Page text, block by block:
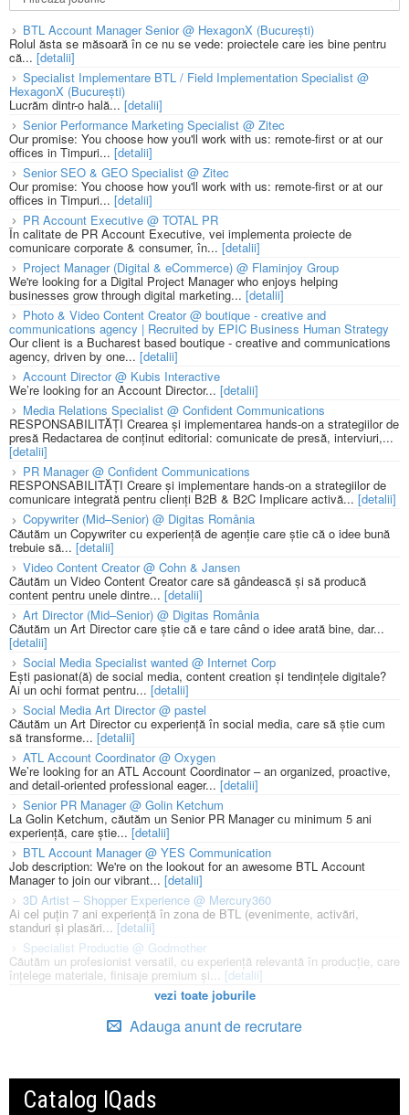
BTL Account Manager Senior @ HexagonX (București)
Rolul ăsta se măsoară în ce nu se vede: proiectele care ies bine pentru
că... [detalii]
Specialist Implementare BTL / Field Implementation Specialist @
HexagonX (București)
Lucrăm dintr-o hală...[detalii]
Senior Performance Marketing Specialist @ Zitec
Our promise: You choose how you'll work with us: remote-first or at our
offices in Timpuri... [detalii]
Senior SEO & GEO Specialist @ Zitec
Our promise: You choose how you'll work with us: remote-first or at our
offices in Timpuri... [detalii]
PR Account Executive @ TOTAL PR
În calitate de PR Account Executive, vei implementa proiecte de
comunicare corporate & consumer, în... [detalii]
Project Manager (Digital & eCommerce) @ Flaminjoy Group
We're looking for a Digital Project Manager who enjoys helping
businesses grow through digital marketing... [detalii]
Photo & Video Content Creator @ boutique - creative and
communications agency | Recruited by EPIC Business Human Strategy
Our client is a Bucharest based boutique - creative and communications
agency, driven by one... [detalii]
Account Director @ Kubis Interactive
We’re looking for an Account Director... [detalii]
Media Relations Specialist @ Confident Communications
RESPONSABILITĂȚI Crearea și implementarea hands-on a strategiilor de
presă Redactarea de conținut editorial: comunicate de presă, interviuri,...
[detalii]
PR Manager @ Confident Communications
RESPONSABILITĂȚI Creare și implementare hands-on a strategiilor de
comunicare integrată pentru clienți B2B & B2C Implicare activă... [detalii]
Copywriter (Mid–Senior) @ Digitas România
Căutăm un Copywriter cu experiență de agenție care știe că o idee bună
trebuie să... [detalii]
Video Content Creator @ Cohn & Jansen
Căutăm un Video Content Creator care să gândească și să producă
content pentru unele dintre... [detalii]
Art Director (Mid–Senior) @ Digitas România
Căutăm un Art Director care știe că e tare când o idee arată bine, dar...
[detalii]
Social Media Specialist wanted @ Internet Corp
Ești pasionat(ă) de social media, content creation și tendințele digitale?
Ai un ochi format pentru... [detalii]
Social Media Art Director @ pastel
Căutăm un Art Director cu experiență în social media, care să știe cum
să transforme... [detalii]
ATL Account Coordinator @ Oxygen
We’re looking for an ATL Account Coordinator – an organized, proactive,
and detail-oriented professional eager... [detalii]
Senior PR Manager @ Golin Ketchum
La Golin Ketchum, căutăm un Senior PR Manager cu minimum 5 ani
experiență, care știe... [detalii]
BTL Account Manager @ YES Communication
Job description: We're on the lookout for an awesome BTL Account
Manager to join our vibrant... [detalii]
3D Artist – Shopper Experience @ Mercury360
Ai cel puțin 7 ani experiență în zona de BTL (evenimente, activări,
standuri și plasări... [detalii]
Specialist Productie @ Godmother
Căutăm un profesionist versatil, cu experiență relevantă în producție, care
înțelege materiale, finisaje premium și... [detalii]
vezi toate joburile
Adauga anunt de recrutare
Catalog IQads